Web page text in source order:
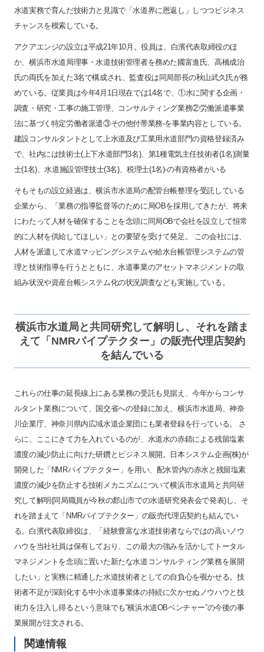
水道実務で育んだ技術力と見識で「水道界に恩返し」しつつビジネス
チャンスを模索している。
アクアエンジの設立は平成21年10月。役員は、白濱代表取締役のほ
か、横浜市水道局理事・水道技術管理者を務めた國富進氏、高橋成治
氏の両氏を加えた3名で構成され、監査役は同局部長の秋山武久氏が務
めている。従業員は今年4月1日現在では14名で、①水に関する企画・
調査・研究・工事の施工管理、コンサルティング業務②労働派遣事業
法に基づく特定労働者派遣③その他付帯業務-を事業内容としている。
建設コンサルタントとして上水道及び工業用水道部門の資格登録済み
で、社内には技術士(上下水道部門3名)、第1種電気主任技術者(1名)測量
士(1名)、水道施設管理技士(3名)、税理士(1名)-の有資格者がいる
そもそもの設立経過は、横浜市水道局の配管台帳整理を受託している
企業から、「業務の指導監督等のために局OBを採用してきたが、将来
にわたって人材を確保することを念頭に同局OBで会社を設立して恒常
的に人材を供給してほしい」との要望を受けて発足。 この会社には、
人材を派遣して水道マッピングシステムや給水台帳管理システムの管
理と技術指導を行うとともに、水道事業のアセットマネジメントの取
組み状況や資産台帳システム化の状況調査なども実施している。
横浜市水道局と共同研究して解明し、それを踏ま
えて「NMRパイプテクター」の販売代理店契約
を結んでいる
これらの仕事の延長線上にある業務の受託も見据え、今年からコンサ
ルタント業務について、国交省への登録に加え、横浜市水道局、神奈
川企業庁、神奈川県内広域水道企業団にも業者登録を行っている。 さ
らに、ここにきて力を入れているのが、水道水の赤錆による残留塩素
濃度の減少防止に向けた研鑽とビジネス展開。日本システム企画(株)が
開発した「NMRパイプテクター」を用い、配水管内の赤水と残留塩素
濃度の減少を防止する技術メカニズムについて横浜市水道局と共同研
究して解明(同局職員が今秋の郡山市での水道研究発表会で発表)し、そ
れを踏まえて「NMRパイプテクター」の販売代理店契約も結んでい
る。白濱代表取締役は、「経験豊富な水道技術者ならではの高いノウ
ハウを当社社員は保有しており、この最大の強みを活かしてトータル
マネジメントを念頭に置いた新たな水道コンサルティング業務を展開
したい」と実務に精通した水道技術者としての自負心を覗かせる。技
術者不足が深刻化する中小水道事業体の持続に欠かせぬノウハウと技
術力を注入し得るという意味でも”横浜水道OBベンチャー”の今後の事
業展開が注文される。
関連情報